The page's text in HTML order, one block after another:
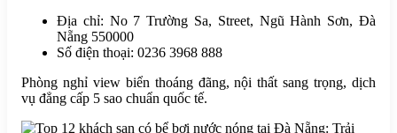
Địa chỉ: No 7 Trường Sa, Street, Ngũ Hành Sơn, Đà
Nẵng 550000
Số điện thoại: 0236 3968 888
Phòng nghỉ view biển thoáng đãng, nội thất sang trọng, dịch
vụ đẳng cấp 5 sao chuẩn quốc tế.